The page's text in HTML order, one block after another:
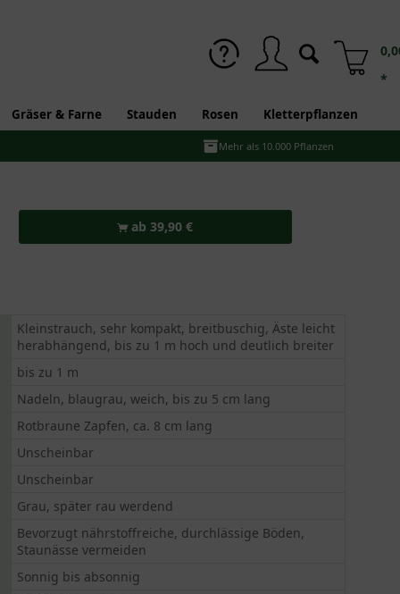
*
Gräser & Farne Stauden Rosen Kletterpflanzen
Mehr als 10.000 Pflanzen
ab 39,90 €
Kleinstrauch, sehr kompakt, breitbuschig, Äste leicht
herabhängend, bis zu 1 m hoch und deutlich breiter
bis zu 1 m
Nadeln, blaugrau, weich, bis zu 5 cm lang
Rotbraune Zapfen, ca. 8 cm lang
Unscheinbar
Unscheinbar
Grau, später rau werdend
Bevorzugt nährstoffreiche, durchlässige Böden,
Staunässe vermeiden
Sonnig bis absonnig